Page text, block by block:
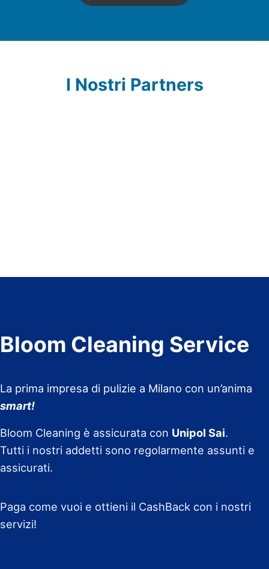
I Nostri Partners
Bloom Cleaning Service
La prima impresa di pulizie a Milano con un’anima
smart!
Bloom Cleaning è assicurata con Unipol Sai.
Tutti i nostri addetti sono regolarmente assunti e
assicurati.
Paga come vuoi e ottieni il CashBack con i nostri
servizi!